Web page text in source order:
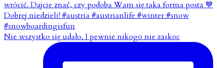
Nie wszystko się udało. I pewnie nikogo nie zaskoc